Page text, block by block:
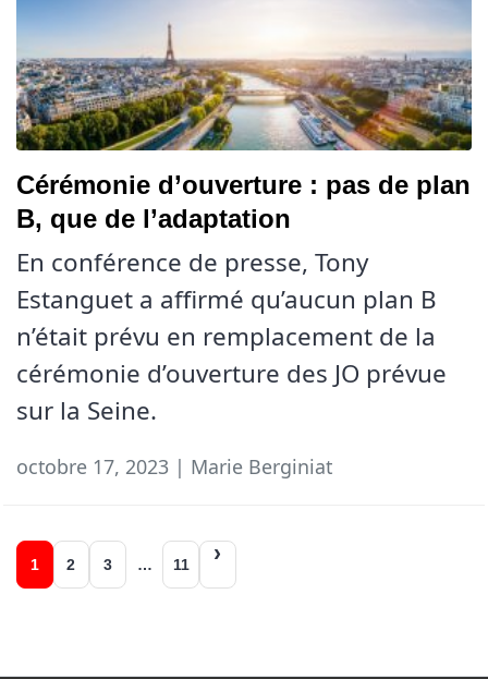
Cérémonie d’ouverture : pas de plan
B, que de l’adaptation
En conférence de presse, Tony
Estanguet a affirmé qu’aucun plan B
n’était prévu en remplacement de la
cérémonie d’ouverture des JO prévue
sur la Seine.
octobre 17, 2023 | Marie Berginiat
Navigation
des
1 2 3 … 11